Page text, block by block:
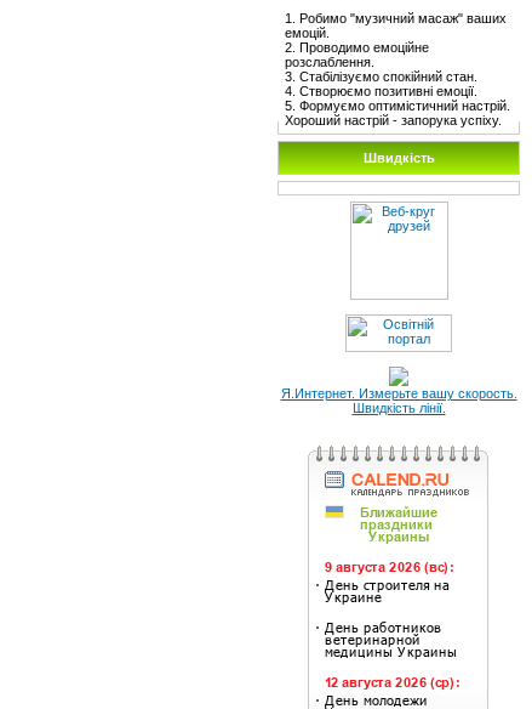
1. Робимо "музичний масаж" ваших
емоцій.
2. Проводимо емоційне
розслаблення.
3. Стабілізуємо спокійний стан.
4. Створюємо позитивні емоції.
5. Формуємо оптимістичний настрій.
Хороший настрій - запорука успіху.
Швидкість
Я.Интернет. Измерьте вашу скорость.
Швидкість лінії.